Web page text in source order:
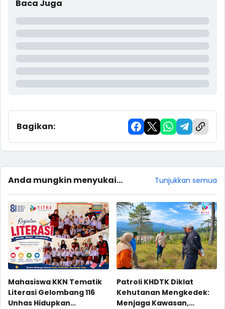
Baca Juga
Bagikan:
Anda mungkin menyukai
postingan ini
Tunjukkan semua
Mahasiswa KKN Tematik
Literasi Gelombang 116
Unhas Hidupkan
Patroli KHDTK Diklat
Kehutanan Mengkedek:
Menjaga Kawasan,